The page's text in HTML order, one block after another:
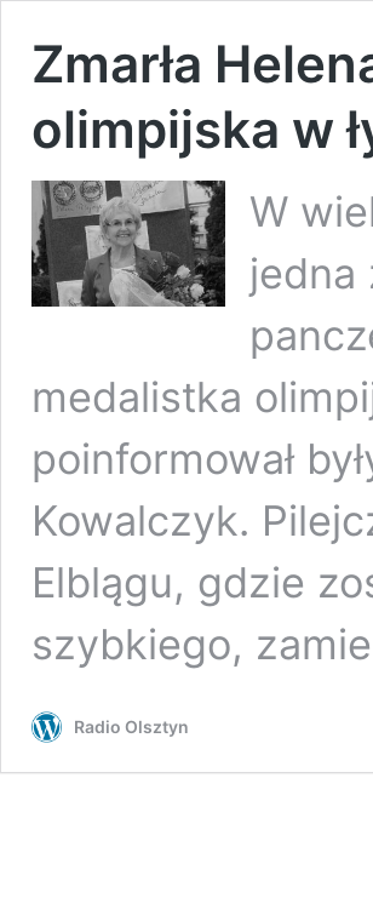
Zmarła
olimpijska w
W
jedna
medalistka
poinformował
Kowalczyk.
Elblągu, gdzie
szybkiego,
Radio Olsztyn